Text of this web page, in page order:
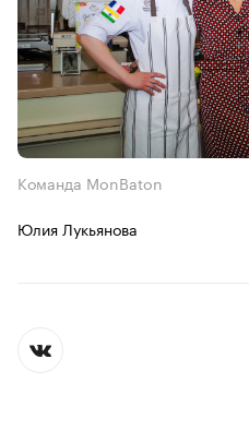
Команда MonBaton
Юлия Лукьянова